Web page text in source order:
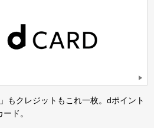
もクレジットもこれ一枚。dポイント
ド。